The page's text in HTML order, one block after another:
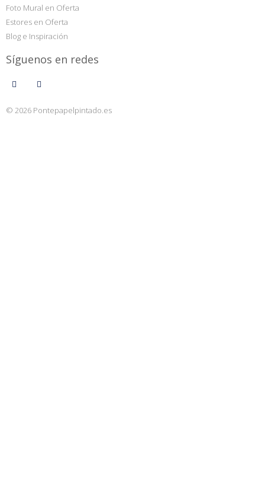
Foto Mural en Oferta
Estores en Oferta
Blog e Inspiración
Síguenos en redes
© 2026 Pontepapelpintado.es